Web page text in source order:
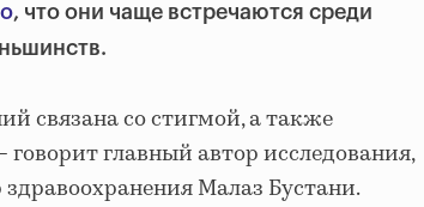
, что они чаще встречаются среди
связана со стигмой, а также
главный автор исследования,
Малаз Бустани.